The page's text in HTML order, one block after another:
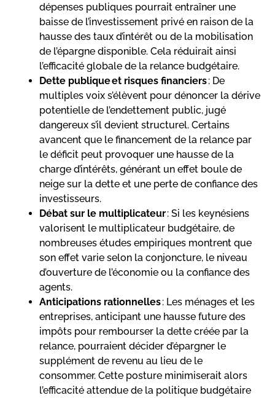
dépenses publiques pourrait entraîner une
baisse de l’investissement privé en raison de la
hausse des taux d’intérêt ou de la mobilisation
de l’épargne disponible. Cela réduirait ainsi
l’efficacité globale de la relance budgétaire.
Dette publique et risques financiers: De
multiples voix s’élèvent pour dénoncer la dérive
potentielle de l’endettement public, jugé
dangereux s’il devient structurel. Certains
avancent que le financement de la relance par
le déficit peut provoquer une hausse de la
charge d’intérêts, générant un effet boule de
neige sur la dette et une perte de confiance des
investisseurs.
Débat sur le multiplicateur: Si les keynésiens
valorisent le multiplicateur budgétaire, de
nombreuses études empiriques montrent que
son effet varie selon la conjoncture, le niveau
d’ouverture de l’économie ou la confiance des
agents.
Anticipations rationnelles: Les ménages et les
entreprises, anticipant une hausse future des
impôts pour rembourser la dette créée par la
relance, pourraient décider d’épargner le
supplément de revenu au lieu de le
consommer. Cette posture minimiserait alors
l’efficacité attendue de la politique budgétaire